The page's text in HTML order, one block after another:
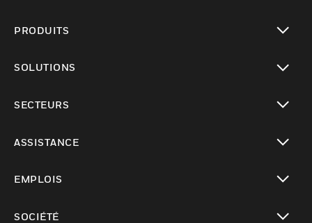
PRODUITS
SOLUTIONS
SECTEURS
ASSISTANCE
EMPLOIS
SOCIÉTÉ